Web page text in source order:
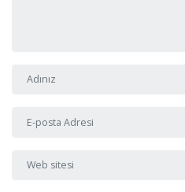
Adı ve Soyadı
E-posta Adresi
Web sitesi